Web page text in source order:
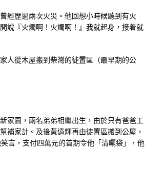
經歷過兩次火災。他回想小時候聽到有火
說『火燭啊！火燭啊！』我就起身，接着就
人從木屋搬到柴灣的徙置區（最早期的公
家園，兩名弟弟相繼出生，由於只有爸爸工
補家計。及後黃遠輝再由徒置區搬到公屋，
言，支付四萬元的首期令他「清曬袋」，他